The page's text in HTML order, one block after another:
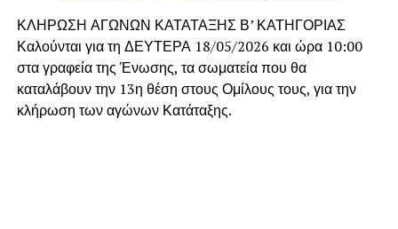
ΚΛΗΡΩΣΗ ΑΓΩΝΩΝ ΚΑΤΑΤΑΞΗΣ Β’ ΚΑΤΗΓΟΡΙΑΣ
Καλούνται για τη ΔΕΥΤΕΡΑ 18/05/2026 και ώρα 10:00
στα γραφεία της Ένωσης, τα σωματεία που θα
καταλάβουν την 13η θέση στους Ομίλους τους, για την
κλήρωση των αγώνων Κατάταξης.